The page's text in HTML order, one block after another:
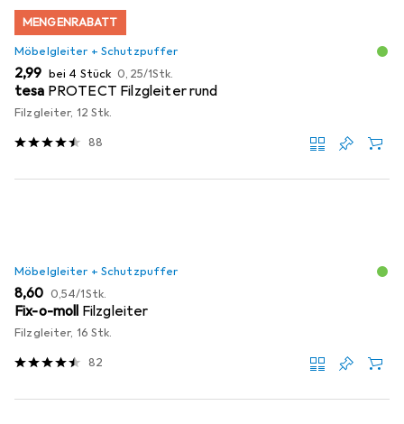
MENGENRABATT
Möbelgleiter + Schutzpuffer
EUR
2,99 bei 4 Stück EUR
0,25/1Stk.
tesa PROTECT Filzgleiter rund
Filzgleiter, 12 Stk.
88
Möbelgleiter + Schutzpuffer
EUR
8,60 EUR
0,54/1Stk.
Fix-o-moll Filzgleiter
Filzgleiter, 16 Stk.
82